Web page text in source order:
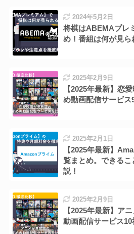
2024年5月2日
将棋はABEMAプレ
め！番組は何が見ら
2025年2月9日
【2025年最新】恋
め動画配信サービス
2025年2月1日
【2025年最新】
覧まとめ。できる
説！
2025年2月9日
【2025年最新】ア
動画配信サービス10